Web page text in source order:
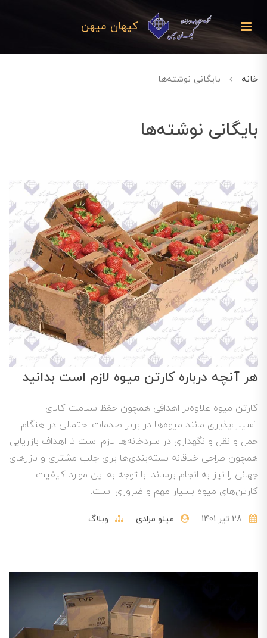
کیهان میهن
خانه بایگانی نوشته‌ها
بایگانی نوشته‌ها
هر آنچه درباره کارتن میوه لازم است بدانید
کارتن میوه علاوه‌بر اهدافی همچون حفظ سلامت کالای
آسیب‌پذیری مانند میوه‌ها در برابر صدمات احتمالی در هنگام
حمل و نقل و نگهداری در سردخانه‌ها لازم است تا اهداف بازاریابی
همچون طراحی خلاقانه بسته‌بندی‌ها برای جلب مشتری و بازارهای
جهانی را نیز به انجام برساند. با توجه به این موارد کیفیت
کارتن‌های میوه بسیار مهم و ضروری است.
مینو مرادی وبلاگ